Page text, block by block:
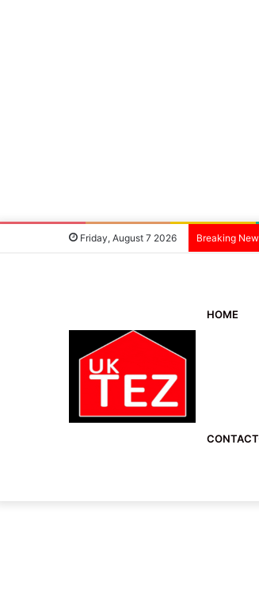
Friday, August 7 2026 Breaking
HOME